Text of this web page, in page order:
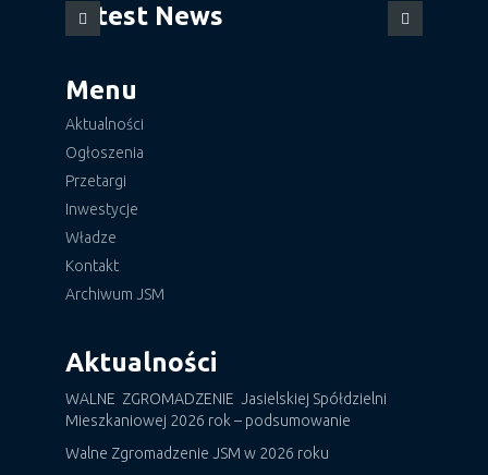
Latest News
Menu
Aktualności
Ogłoszenia
Przetargi
Inwestycje
Władze
Kontakt
Archiwum JSM
Aktualności
WALNE ZGROMADZENIE Jasielskiej Spółdzielni
Mieszkaniowej 2026 rok – podsumowanie
Walne Zgromadzenie JSM w 2026 roku